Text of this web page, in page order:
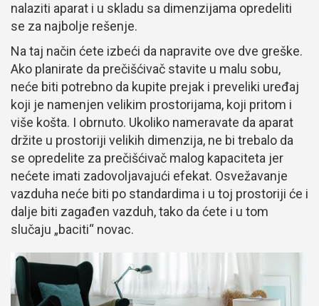
nalaziti aparat i u skladu sa dimenzijama opredeliti
se za najbolje rešenje.
Na taj način ćete izbeći da napravite ove dve greške.
Ako planirate da prečišćivač stavite u malu sobu,
neće biti potrebno da kupite prejak i preveliki uređaj
koji je namenjen velikim prostorijama, koji pritom i
više košta. I obrnuto. Ukoliko nameravate da aparat
držite u prostoriji velikih dimenzija, ne bi trebalo da
se opredelite za prečišćivač malog kapaciteta jer
nećete imati zadovoljavajući efekat. Osvežavanje
vazduha neće biti po standardima i u toj prostoriji će i
dalje biti zagađen vazduh, tako da ćete i u tom
slučaju „baciti“ novac.